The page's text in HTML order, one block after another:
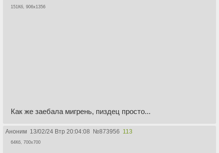
151Кб, 906x1356
Как же заебала мигрень, пиздец просто...
Аноним 13/02/24 Втр 20:04:08 №873956 113
64Кб, 700x700